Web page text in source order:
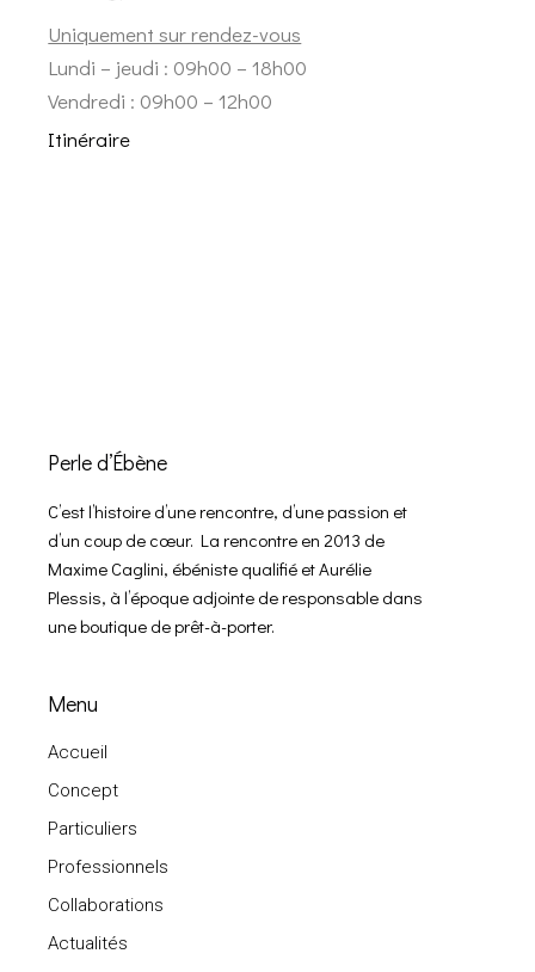
Uniquement sur rendez-vous
Lundi – jeudi : 09h00 – 18h00
Vendredi : 09h00 – 12h00
Itinéraire
Perle d’Ébène
C’est l’histoire d’une rencontre, d’une passion et
d’un coup de cœur. La rencontre en 2013 de
Maxime Caglini, ébéniste qualifié et Aurélie
Plessis, à l’époque adjointe de responsable dans
une boutique de prêt-à-porter.
Menu
Accueil
Concept
Particuliers
Professionnels
Collaborations
Actualités